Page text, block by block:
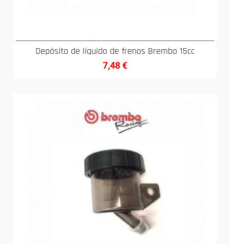
Depósito de líquido de frenos Brembo 15cc
7,48€